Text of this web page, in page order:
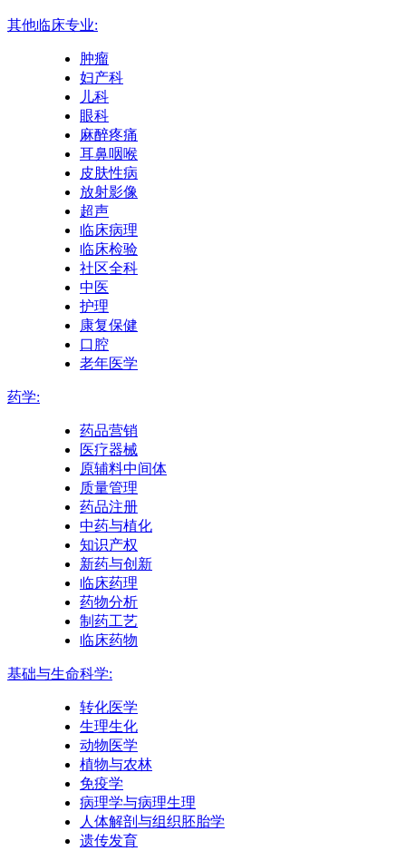
其他临床专业:
肿瘤
妇产科
儿科
眼科
麻醉疼痛
耳鼻咽喉
皮肤性病
放射影像
超声
临床病理
临床检验
社区全科
中医
护理
康复保健
口腔
老年医学
药学:
药品营销
医疗器械
原辅料中间体
质量管理
药品注册
中药与植化
知识产权
新药与创新
临床药理
药物分析
制药工艺
临床药物
基础与生命科学:
转化医学
生理生化
动物医学
植物与农林
免疫学
病理学与病理生理
人体解剖与组织胚胎学
遗传发育